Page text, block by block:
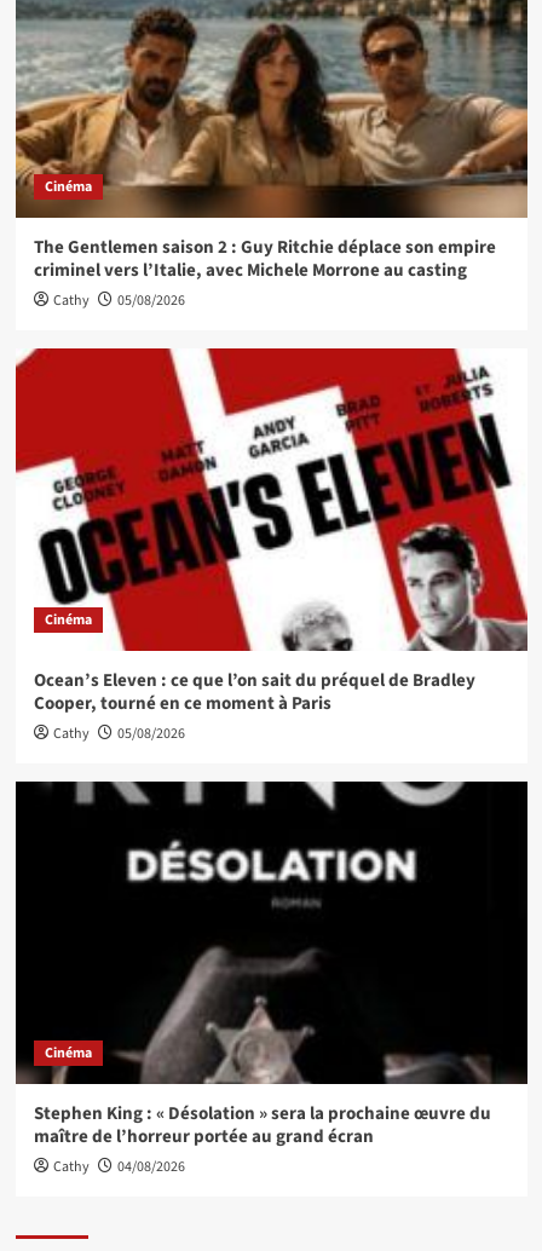
Cinéma
The Gentlemen saison 2 : Guy Ritchie déplace son empire
criminel vers l’Italie, avec Michele Morrone au casting
Cathy 05/08/2026
Cinéma
Ocean’s Eleven : ce que l’on sait du préquel de Bradley
Cooper, tourné en ce moment à Paris
Cathy 05/08/2026
Cinéma
Stephen King : « Désolation » sera la prochaine œuvre du
maître de l’horreur portée au grand écran
Cathy 04/08/2026